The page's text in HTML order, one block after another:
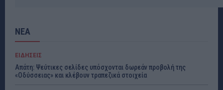
ΝΕΑ
ΕΙΔΗΣΕΙΣ
Απάτη: Ψεύτικες σελίδες υπόσχονται δωρεάν προβολή της
«Οδύσσειας» και κλέβουν τραπεζικά στοιχεία